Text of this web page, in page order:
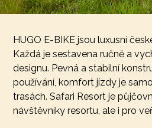
HUGO E-BIKE jsou luxusní
Každá je sestavena ručně a
designu. Pevná a stabilní
používání, komfort jízdy je
trasách. Safari Resort je
návštěvníky resortu, ale i pro